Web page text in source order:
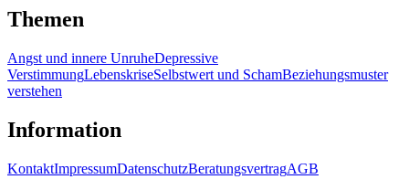
Themen
Angst und innere UnruheDepressive
VerstimmungLebenskriseSelbstwert und SchamBeziehungsmuster
verstehen
Information
KontaktImpressumDatenschutzBeratungsvertragAGB